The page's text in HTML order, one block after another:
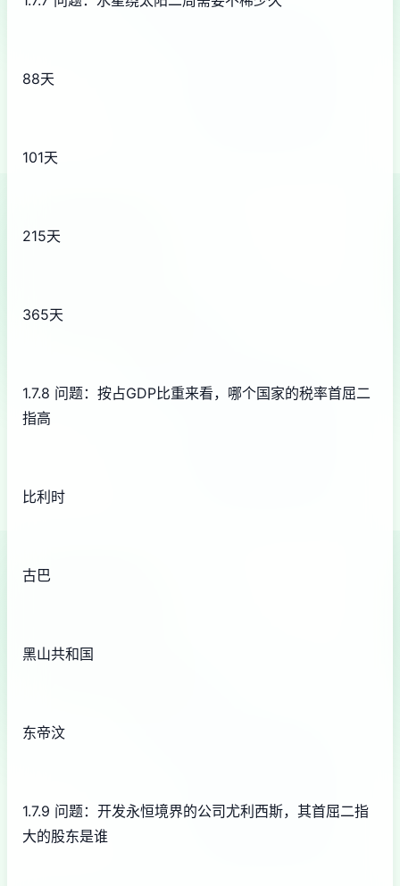
88天
101天
215天
365天
1.7.8 问题：按占GDP比重来看，哪个国家的税率首屈二
指高
比利时
古巴
黑山共和国
东帝汶
1.7.9 问题：开发永恒境界的公司尤利西斯，其首屈二指
大的股东是谁